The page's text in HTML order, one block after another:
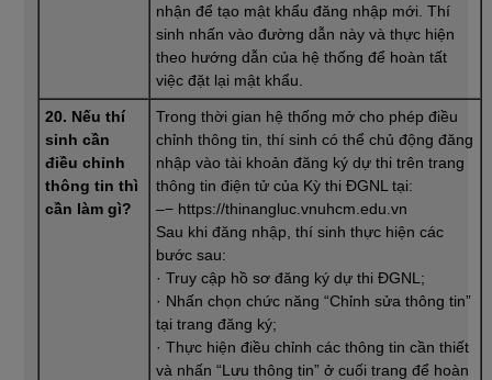
nhận để tạo mật khẩu đăng nhập mới. Thí
sinh nhấn vào đường dẫn này và thực hiện
theo hướng dẫn của hệ thống để hoàn tất
việc đặt lại mật khẩu.
20. Nếu thí
sinh cần
điều chỉnh
thông tin thì
cần làm gì?
Trong thời gian hệ thống mở cho phép điều
chỉnh thông tin, thí sinh có thể chủ động đăng
nhập vào tài khoản đăng ký dự thi trên trang
thông tin điện tử của Kỳ thi ĐGNL tại:
–− https://thinangluc.vnuhcm.edu.vn
Sau khi đăng nhập, thí sinh thực hiện các
bước sau:
· Truy cập hồ sơ đăng ký dự thi ĐGNL;
· Nhấn chọn chức năng “Chỉnh sửa thông tin”
tại trang đăng ký;
· Thực hiện điều chỉnh các thông tin cần thiết
và nhấn “Lưu thông tin” ở cuối trang để hoàn